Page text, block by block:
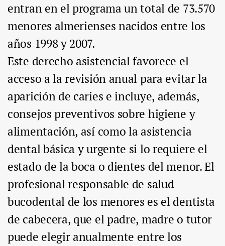
entran en el programa un total de 73.570
menores almerienses nacidos entre los
años 1998 y 2007.
Este derecho asistencial favorece el
acceso a la revisión anual para evitar la
aparición de caries e incluye, además,
consejos preventivos sobre higiene y
alimentación, así como la asistencia
dental básica y urgente si lo requiere el
estado de la boca o dientes del menor. El
profesional responsable de salud
bucodental de los menores es el dentista
de cabecera, que el padre, madre o tutor
puede elegir anualmente entre los